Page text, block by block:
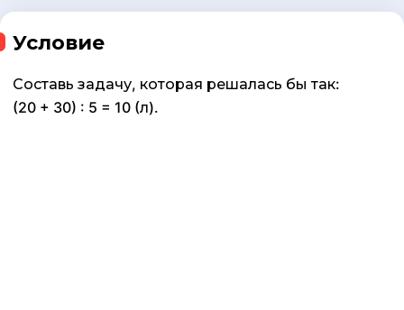
Условие
Составь задачу, которая решалась бы так:
(20 + 30) : 5 = 10 (л).